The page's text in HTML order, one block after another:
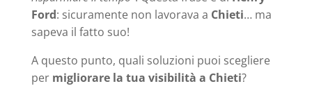
Ford: sicuramente non lavorava a Chieti… ma
sapeva il fatto suo!
A questo punto, quali soluzioni puoi scegliere
per migliorare la tua visibilità a Chieti?